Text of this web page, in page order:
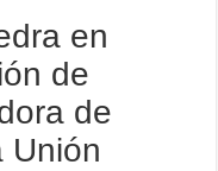
en
de
de
Unión